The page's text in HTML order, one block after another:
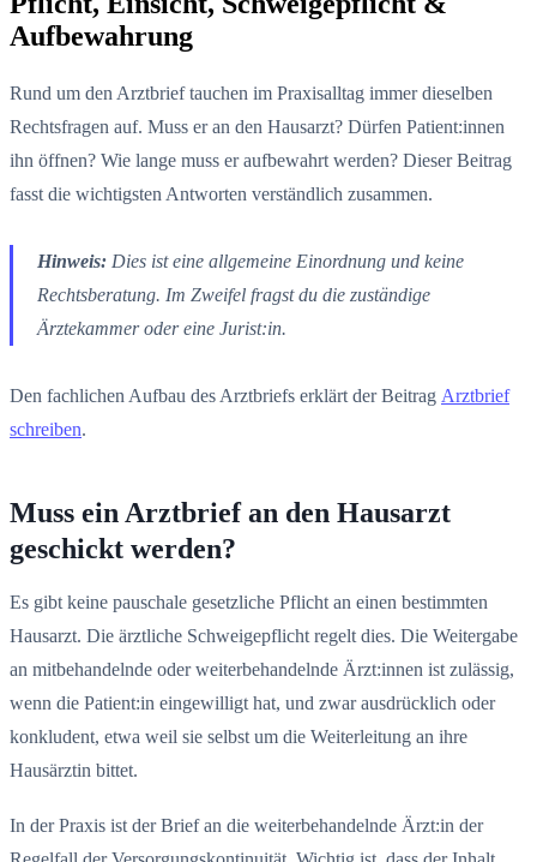
Aufbewahrung
Rund um den Arztbrief tauchen im Praxisalltag immer dieselben
Rechtsfragen auf. Muss er an den Hausarzt? Dürfen Patient:innen
ihn öffnen? Wie lange muss er aufbewahrt werden? Dieser Beitrag
fasst die wichtigsten Antworten verständlich zusammen.
Hinweis: Dies ist eine allgemeine Einordnung und keine
Rechtsberatung. Im Zweifel fragst du die zuständige
Ärztekammer oder eine Jurist:in.
Den fachlichen Aufbau des Arztbriefs erklärt der Beitrag Arztbrief
schreiben.
Muss ein Arztbrief an den Hausarzt
geschickt werden?
Es gibt keine pauschale gesetzliche Pflicht an einen bestimmten
Hausarzt. Die ärztliche Schweigepflicht regelt dies. Die Weitergabe
an mitbehandelnde oder weiterbehandelnde Ärzt:innen ist zulässig,
wenn die Patient:in eingewilligt hat, und zwar ausdrücklich oder
konkludent, etwa weil sie selbst um die Weiterleitung an ihre
Hausärztin bittet.
In der Praxis ist der Brief an die weiterbehandelnde Ärzt:in der